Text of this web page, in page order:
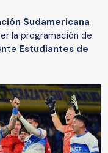
Sudamericana
la programación de
Estudiantes de